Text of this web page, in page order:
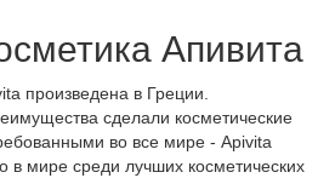
Апивита
произведена в Греции.
сделали косметические
во все мире - Аpivita
в мире среди лучших косметических